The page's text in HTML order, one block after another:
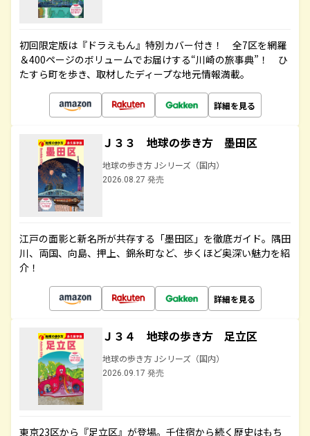
初回限定版は『ドラえもん』特別カバー付き！ 全7区を網羅
＆400ページのボリュームでお届けする“川崎の旅事典”！ ひ
たすら町を歩き、取材したディープな地元情報満載。
詳細を見る
Ｊ３３ 地球の歩き方 墨田区
地球の歩き方 Jシリーズ（国内）
2026.08.27 発売
江戸の面影と新名所が共存する「墨田区」を徹底ガイド。隅田
川、両国、向島、押上、錦糸町など、歩くほど奥深い魅力を紹
介！
詳細を見る
Ｊ３４ 地球の歩き方 足立区
地球の歩き方 Jシリーズ（国内）
2026.09.17 発売
東京23区から『足立区』が登場。千住宿から続く歴史はもち